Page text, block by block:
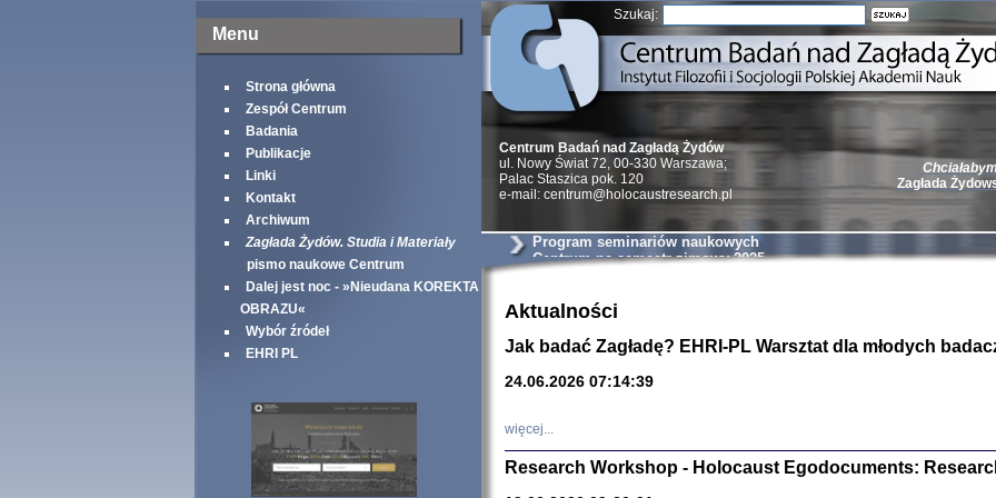
Menu
Strona główna
Zespół Centrum
Badania
Publikacje
Linki
Kontakt
Archiwum
Zagłada Żydów. Studia i Materiały
pismo naukowe Centrum
Dalej jest noc - »Nieudana KOREKTA
OBRAZU«
Wybór źródeł
EHRI PL
Szukaj:
Zagłada
Żydzi w
Natalia Aleksiun,
Deborah Dash
Turski, Laurence
Centrum Badań nad Zagładą Żydów
ul. Nowy Świat 72, 00-330 Warszawa;
Palac Staszica pok. 120
e-mail: centrum@holocaustresearch.pl
Program seminariów naukowych
Centrum na semestr zimowy 2025
Aktualności
Jak badać Zagładę? EHRI-PL Warsztat dla młodych
24.06.2026 07:14:39
więcej...
Research Workshop - Holocaust Egodocuments: